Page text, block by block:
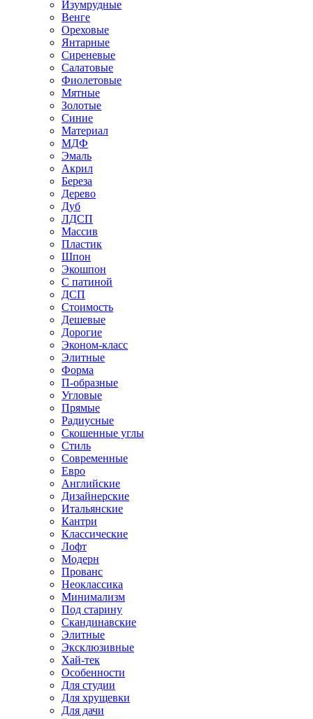
Изумрудные
Венге
Ореховые
Янтарные
Сиреневые
Салатовые
Фиолетовые
Мятные
Золотые
Синие
Материал
МДФ
Эмаль
Акрил
Береза
Дерево
Дуб
ЛДСП
Массив
Пластик
Шпон
Экошпон
С патиной
ДСП
Стоимость
Дешевые
Дорогие
Эконом-класс
Элитные
Форма
П-образные
Угловые
Прямые
Радиусные
Скошенные углы
Стиль
Современные
Евро
Английские
Дизайнерские
Итальянские
Кантри
Классические
Лофт
Модерн
Прованс
Неоклассика
Минимализм
Под старину
Скандинавские
Элитные
Эксклюзивные
Хай-тек
Особенности
Для студии
Для хрущевки
Для дачи